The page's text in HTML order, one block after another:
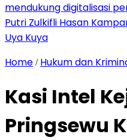
mendukung digitalisasi
Putri Zulkifli Hasan
Uya Kuya
Home / Hukum dan
Kasi Intel
Pringsewu